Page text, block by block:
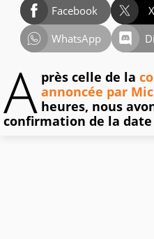
Facebook
WhatsApp
A près celle de la
annoncée par
heures, nous
confirmation de la date